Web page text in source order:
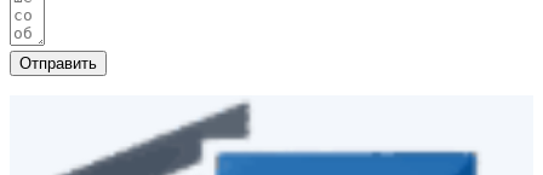
Отправить